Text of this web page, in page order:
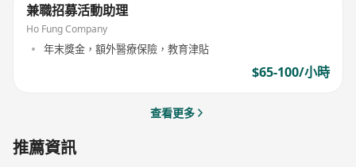
兼職招募活動助理
Ho Fung Company
年末獎金，額外醫療保險，教育津貼
$65-100/小時
查看更多
推薦資訊